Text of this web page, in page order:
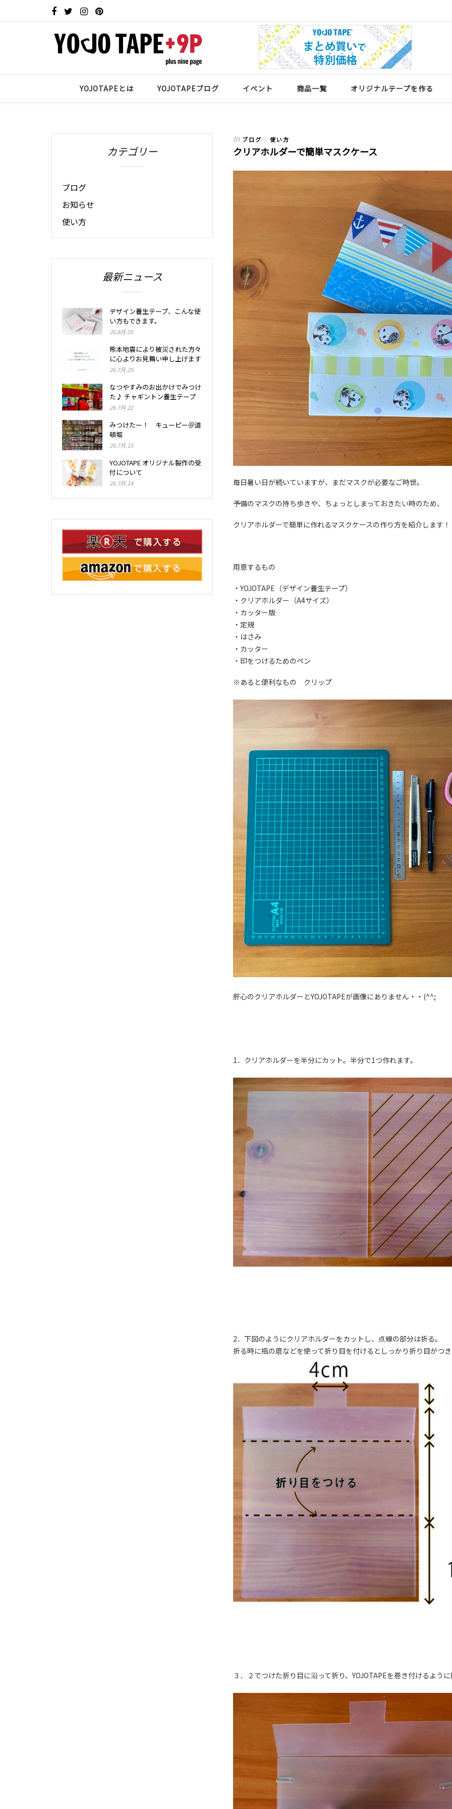
YOJOTAPEとは YOJOTAPEブログ イベント 商品一覧 オリジナルテープを作る
In ブログ / 使い方
クリアホルダーで簡単マスクケース
毎日暑い日が続いていますが、まだマスクが必要なご時世。
予備のマスクの持ち歩きや、ちょっとしまっておきたい時のため、
クリアホルダーで簡単に作れるマスクケースの作り方を紹介します！
用意するもの
・YOJOTAPE（デザイン養生テープ）
・クリアホルダー（A4サイズ）
・カッター版
・定規
・はさみ
・カッター
・印をつけるためのペン
※あると便利なもの クリップ
肝心のクリアホルダーとYOJOTAPEが画像にありません・・(^^;
1．クリアホルダーを半分にカット。半分で1つ作れます。
2．下図のようにクリアホルダーをカットし、点線の部分は折る。
折る時に瓶の底などを使って折り目を付けるとしっかり折り目がつ
３．２でつけた折り目に沿って折り、YOJOTAPEを巻き付けるよう
カテゴリー
ブログ
お知らせ
使い方
最新ニュース
デザイン養生テープ、こんな使
い方もできます。
26.8月.05
熊本地震により被災された方々
に心よりお見舞い申し上げます
26.7月.29
なつやすみのお出かけでみつけ
た♪ チャギントン養生テープ
26.7月.22
みつけたー！ キューピー＠道
頓堀
26.7月.15
YOJOTAPE オリジナル製作の受
付について
26.7月.14